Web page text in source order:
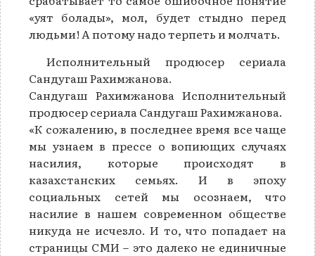
«уят болады», мол, будет стыдно перед
людьми! А потому надо терпеть и молчать.
Исполнительный продюсер сериала
Сандугаш Рахимжанова.
Сандугаш Рахимжанова Исполнительный
продюсер сериала Сандугаш Рахимжанова.
«К сожалению, в последнее время все чаще
мы узнаем в прессе о вопиющих случаях
насилия, которые происходят в
казахстанских семьях. И в эпоху
социальных сетей мы осознаем, что
насилие в нашем современном обществе
никуда не исчезло. И то, что попадает на
страницы СМИ – это далеко не единичные